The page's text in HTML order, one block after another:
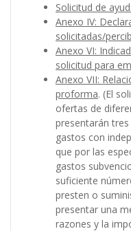
Solicitud de
Anexo IV:
solicitadas/
Anexo VI:
solicitud para
Anexo VII:
proforma. (El
ofertas de
presentarán
gastos con
que por las
gastos
suficiente
presten o
presentar una
razones y la